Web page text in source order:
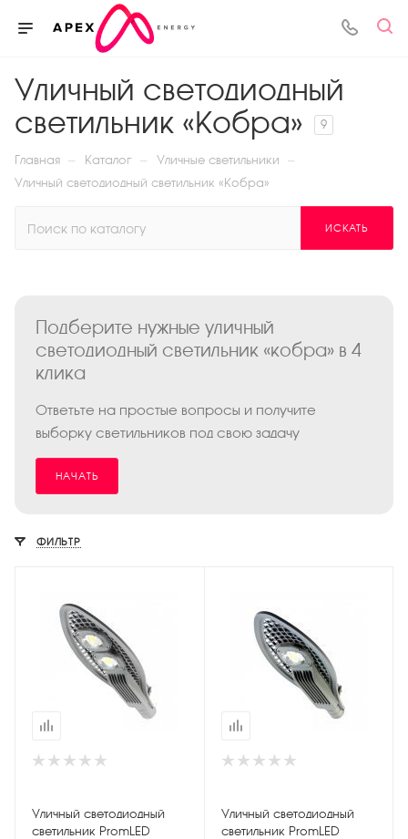
Уличный светодиодный
светильник «Кобра»
9
Главная — Каталог — Уличные светильники —
Уличный светодиодный светильник «Кобра»
ИСКАТЬ
Подберите нужные уличный
светодиодный светильник «кобра» в 4
клика
Ответьте на простые вопросы и получите
выборку светильников под свою задачу
НАЧАТЬ
ФИЛЬТР
Уличный светодиодный
светильник PromLED
Уличный светодиодный
светильник PromLED